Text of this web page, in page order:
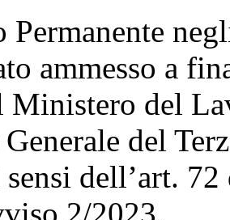
ammesso a
Ministero del
del
sensi dell’art.
2/2023.